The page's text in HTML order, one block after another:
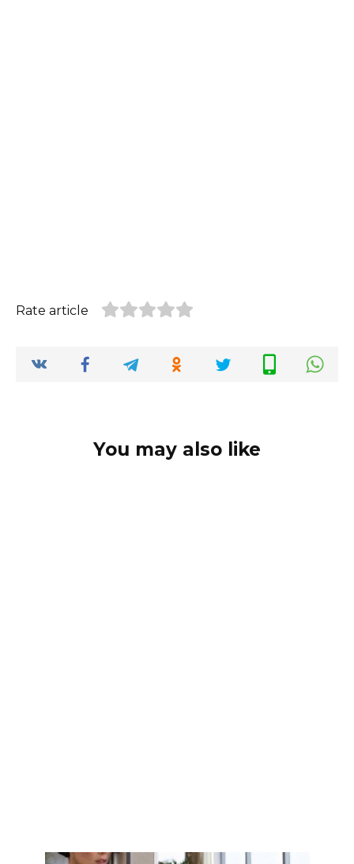
Rate article
You may also like